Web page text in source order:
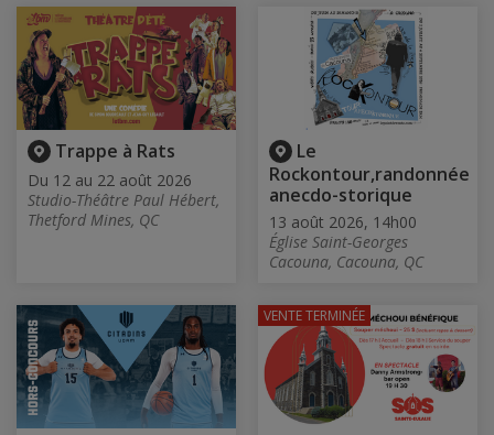
Trappe à Rats
Du 12 au 22 août 2026
Studio-Théâtre Paul Hébert,
Thetford Mines, QC
Le
Rockontour,randonnée
anecdo-storique
13 août 2026, 14h00
Église Saint-Georges
Cacouna, Cacouna, QC
VENTE TERMINÉE